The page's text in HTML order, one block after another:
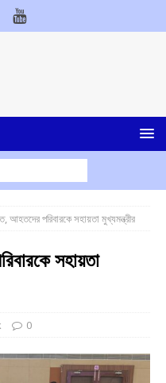
আহতদের পরিবারকে সহায়তা মুখ্যমন্ত্রীর
সহায়তা
0